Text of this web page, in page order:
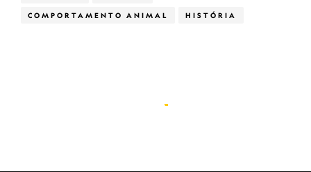
COMPORTAMENTO ANIMAL HISTÓRIA